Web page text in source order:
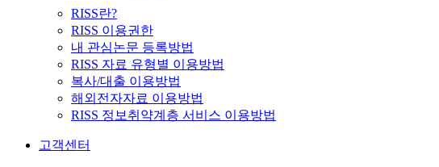
RISS란?
RISS 이용권한
내 관심논문 등록방법
RISS 자료 유형별 이용방법
복사/대출 이용방법
해외전자자료 이용방법
RISS 정보취약계층 서비스 이용방법
고객센터